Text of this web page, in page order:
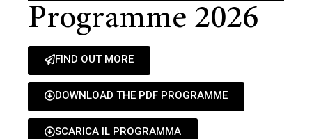
Programme 2026
FIND OUT MORE
DOWNLOAD THE PDF PROGRAMME
SCARICA IL PROGRAMMA